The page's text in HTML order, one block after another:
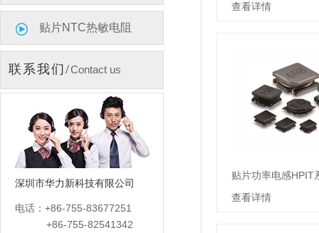
贴片NTC热敏电阻
联系我们/Contact us
深圳市华力新科技有限公司
电话：+86-755-83677251
+86-755-82541342
查看详情
贴片功率电感HPIT
查看详情